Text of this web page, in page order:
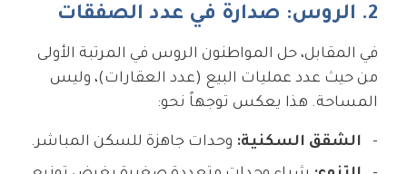
2. الروس: صدارة في عدد الصفقات
في المقابل، حل المواطنون الروس في المرتبة الأولى
من حيث عدد عمليات البيع (عدد العقارات)، وليس
المساحة. هذا يعكس توجهاً نحو:
الشقق السكنية: وحدات جاهزة للسكن المباشر.